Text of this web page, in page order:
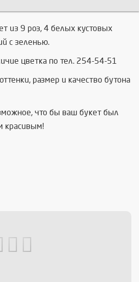
из 9 роз, 4 белых кустовых
с зеленью.
цветка по тел. 254-54-51
размер и качество бутона
что бы ваш букет был
красивым!